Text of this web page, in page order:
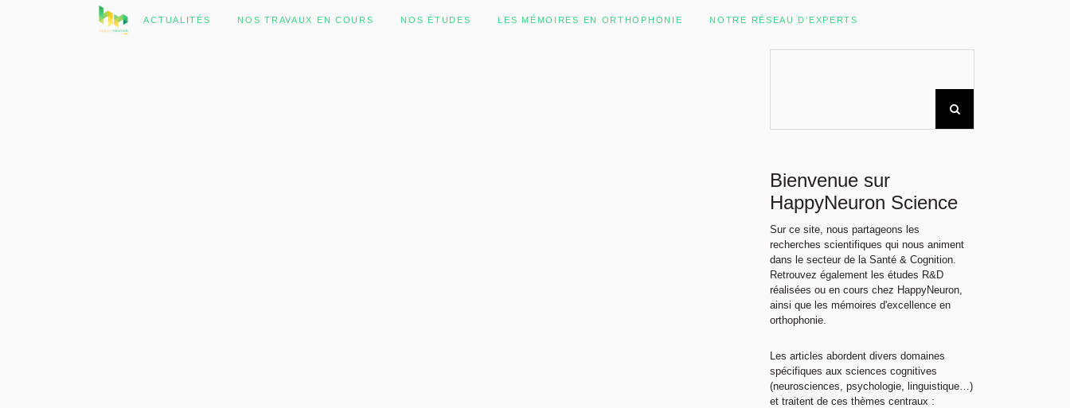
ACTUALITÉS NOS TRAVAUX EN COURS NOS ÉTUDES LES MÉMOIRES EN ORTHOPHONIE NOTRE RÉSEAU D’EXPERTS
No posts were found.
Rechercher sur le site
Bienvenue sur
HappyNeuron Science
Sur ce site, nous partageons les
recherches scientifiques qui nous animent
dans le secteur de la Santé & Cognition.
Retrouvez également les études R&D
réalisées ou en cours chez HappyNeuron,
ainsi que les mémoires d'excellence en
orthophonie.
Les articles abordent divers domaines
spécifiques aux sciences cognitives
(neurosciences, psychologie, linguistique…)
et traitent de ces thèmes centraux :